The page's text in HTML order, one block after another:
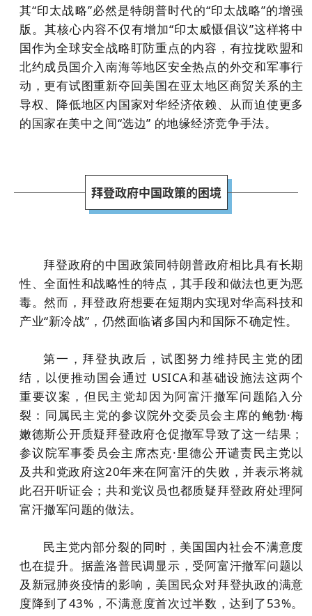
其“印太战略”必然是特朗普时代的“印太战略”的增强
版。其核心内容不仅有增加“印太威慑倡议”这样将中
国作为全球安全战略盯防重点的内容，有拉拢欧盟和
北约成员国介入南海等地区安全热点的外交和军事行
动，更有试图重新夺回美国在亚太地区商贸关系的主
导权、降低地区内国家对华经济依赖、从而迫使更多
的国家在美中之间“选边” 的地缘经济竞争手法。
拜登政府中国政策的困境
拜登政府的中国政策同特朗普政府相比具有长期
性、全面性和战略性的特点，其手段和做法也更为恶
毒。然而，拜登政府想要在短期内实现对华高科技和
产业“新冷战”，仍然面临诸多国内和国际不确定性。
第一，拜登执政后，试图努力维持民主党的团
结，以便推动国会通过 USICA和基础设施法这两个
重要议案，但民主党却因为阿富汗撤军问题陷入分
裂：同属民主党的参议院外交委员会主席的鲍勃·梅
嫩德斯公开质疑拜登政府仓促撤军导致了这一结果；
参议院军事委员会主席杰克·里德公开谴责民主党以
及共和党政府这20年来在阿富汗的失败，并表示将就
此召开听证会；共和党议员也都质疑拜登政府处理阿
富汗撤军问题的做法。
民主党内部分裂的同时，美国国内社会不满意度
也在提升。据盖洛普民调显示，受阿富汗撤军问题以
及新冠肺炎疫情的影响，美国民众对拜登执政的满意
度降到了43%，不满意度首次过半数，达到了53%。